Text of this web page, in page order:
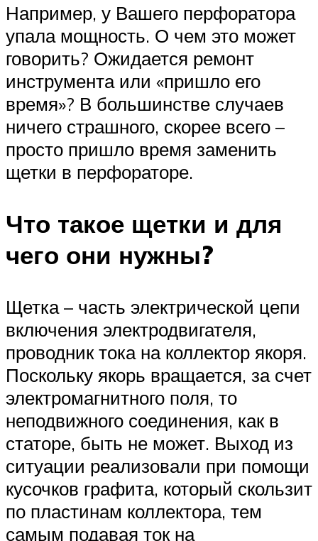
Например, у Вашего перфоратора
упала мощность. О чем это может
говорить? Ожидается ремонт
инструмента или «пришло его
время»? В большинстве случаев
ничего страшного, скорее всего –
просто пришло время заменить
щетки в перфораторе.
Что такое щетки и для
чего они нужны?
Щетка – часть электрической цепи
включения электродвигателя,
проводник тока на коллектор якоря.
Поскольку якорь вращается, за счет
электромагнитного поля, то
неподвижного соединения, как в
статоре, быть не может. Выход из
ситуации реализовали при помощи
кусочков графита, который скользит
по пластинам коллектора, тем
самым подавая ток на